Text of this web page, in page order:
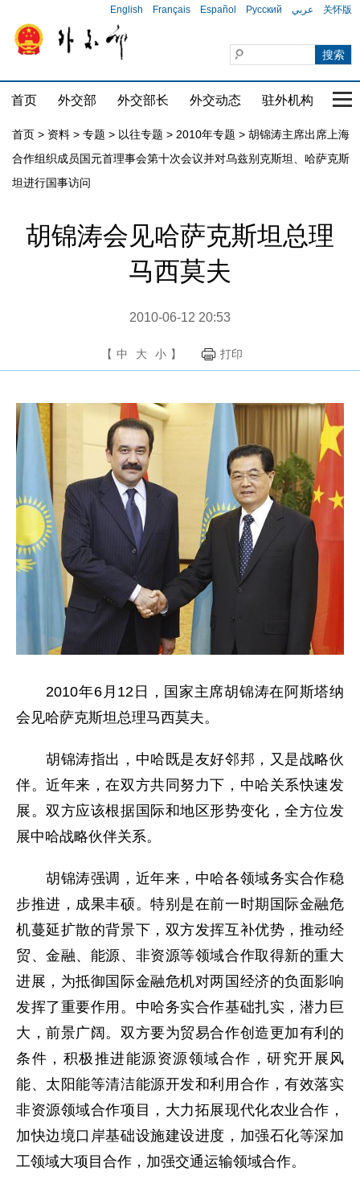
English Français Español Русский عربي 关怀版
首页 外交部 外交部长 外交动态 驻外机构 国
首页 > 资料 > 专题 > 以往专题 > 2010年专题 > 胡锦涛主席出席上海
合作组织成员国元首理事会第十次会议并对乌兹别克斯坦、哈萨克斯
坦进行国事访问
胡锦涛会见哈萨克斯坦总理
马西莫夫
2010-06-12 20:53
【 中 大 小 】 打印
2010年6月12日，国家主席胡锦涛在阿斯塔纳
会见哈萨克斯坦总理马西莫夫。
胡锦涛指出，中哈既是友好邻邦，又是战略伙
伴。近年来，在双方共同努力下，中哈关系快速发
展。双方应该根据国际和地区形势变化，全方位发
展中哈战略伙伴关系。
胡锦涛强调，近年来，中哈各领域务实合作稳
步推进，成果丰硕。特别是在前一时期国际金融危
机蔓延扩散的背景下，双方发挥互补优势，推动经
贸、金融、能源、非资源等领域合作取得新的重大
进展，为抵御国际金融危机对两国经济的负面影响
发挥了重要作用。中哈务实合作基础扎实，潜力巨
大，前景广阔。双方要为贸易合作创造更加有利的
条件，积极推进能源资源领域合作，研究开展风
能、太阳能等清洁能源开发和利用合作，有效落实
非资源领域合作项目，大力拓展现代化农业合作，
加快边境口岸基础设施建设进度，加强石化等深加
工领域大项目合作，加强交通运输领域合作。